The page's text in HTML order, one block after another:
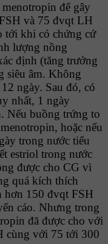
để gây
và 75 đvqt LH
tới khi có chứng cứ
lượng nồng
định (tăng trưởng
siêu âm. Không
ngày. Sau đó, có
nhất, 1 ngày
Nếu buồng trứng to
hoặc nếu
trong nước tiểu
estriol trong nước
được cho CG vì
quá kích thích
hơn 150 đvqt FSH
cáo. Nhưng trong
đã được cho với
cùng với 75 tới 300